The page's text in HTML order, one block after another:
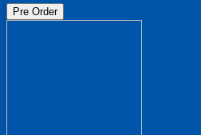
Pre Order